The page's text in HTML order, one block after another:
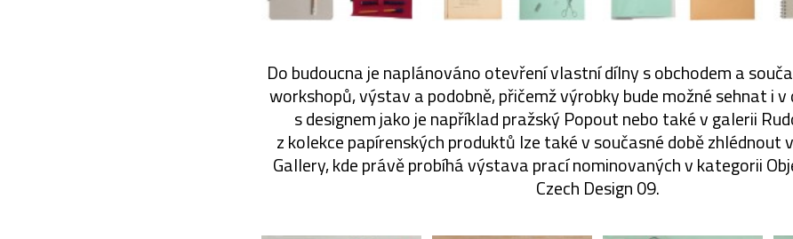
Do budoucna je naplánováno otevření vlastní dílny s obchodem a
workshopů, výstav a podobně, přičemž výrobky bude možné sehnat i v
s designem jako je například pražský Popout nebo také v galerii
z kolekce papírenských produktů lze také v současné době zhlédnout
Gallery, kde právě probíhá výstava prací nominovaných v kategorii
Czech Design 09.